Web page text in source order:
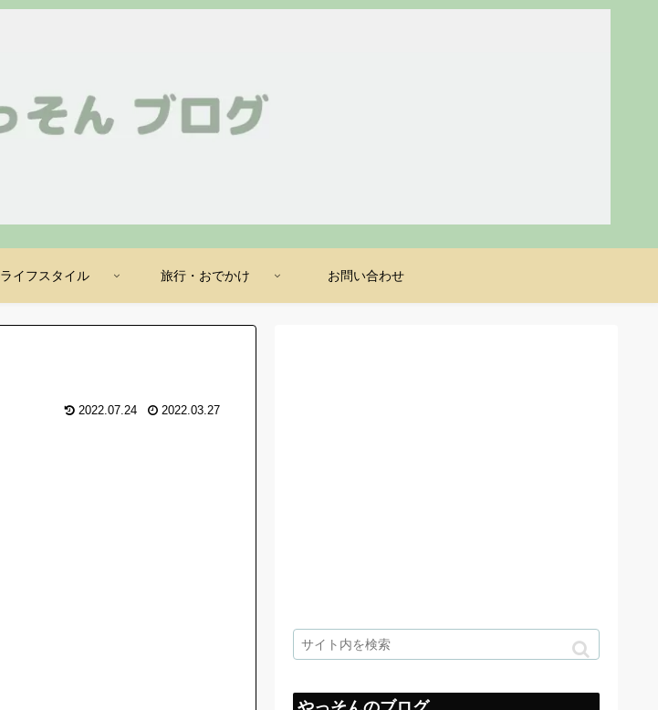
ライフスタイル 旅行・おでかけ お問い合わせ
2022.07.24 2022.03.27